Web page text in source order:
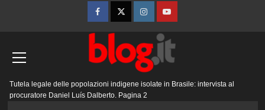
FacebookTwitterInstagramYouTube
principale
Tutela legale delle popolazioni indigene isolate in Brasile: intervista al
procuratore Daniel Luís Dalberto. Pagina 2